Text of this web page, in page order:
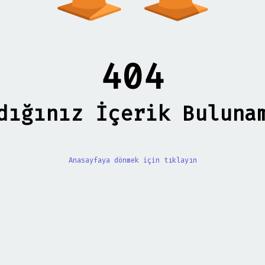
404
İçerik
Anasayfaya dönmek için tıklayın